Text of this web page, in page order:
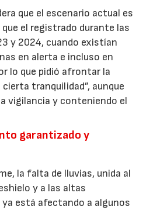
que el escenario actual es
el registrado durante las
y 2024, cuando existían
en alerta e incluso en
lo que pidió afrontar la
tranquilidad”, aunque
vigilancia y conteniendo el
garantizado y
la falta de lluvias, unida al
y a las altas
está afectando a algunos